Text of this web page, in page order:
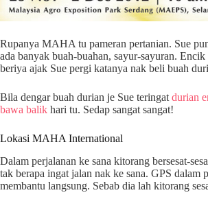
Rupanya MAHA tu pameran pertanian. Sue
ada banyak buah-buahan, sayur-sayuran.
beriya ajak Sue pergi katanya nak beli buah
Bila dengar buah durian je Sue teringat durian
bawa balik hari tu. Sedap sangat sangat!
Lokasi MAHA International
Dalam perjalanan ke sana kitorang bersesat-
tak berapa ingat jalan nak ke sana. GPS dalam
membantu langsung. Sebab dia lah kitorang